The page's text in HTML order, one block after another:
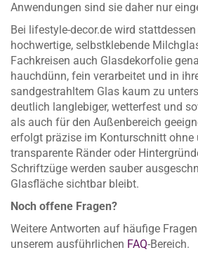
Anwendungen sind sie daher nur
Bei lifestyle-decor.de wird
hochwertige, selbstklebende
Fachkreisen auch Glasdekorfolie
hauchdünn, fein verarbeitet und in
sandgestrahltem Glas kaum zu
deutlich langlebiger, wetterfest und
als auch für den Außenbereich
erfolgt präzise im Konturschnitt ohne
transparente Ränder oder
Schriftzüge werden sauber
Glasfläche sichtbar bleibt.
Noch offene Fragen?
Weitere Antworten auf häufige
unserem ausführlichen FAQ-Bereich.